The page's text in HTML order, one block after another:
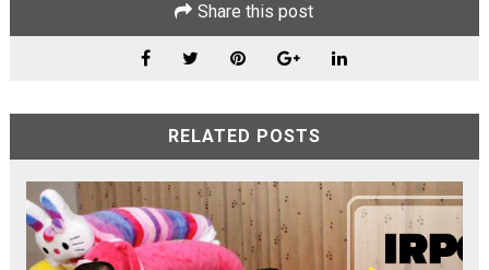
Share this post
RELATED POSTS